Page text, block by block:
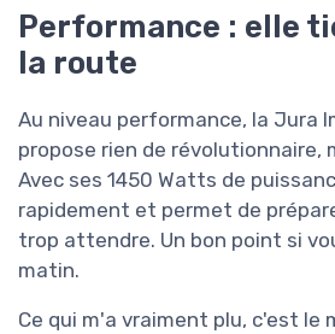
Performance : elle
la route
Au niveau performance, la Jura
propose rien de révolutionnaire,
Avec ses 1450 Watts de
rapidement et permet de
trop attendre. Un bon point si
matin.
Ce qui m'a vraiment plu, c'est le